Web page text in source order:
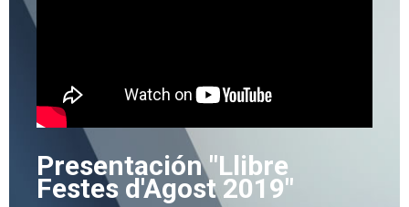
Presentación "Llibre
Festes d'Agost 2019"